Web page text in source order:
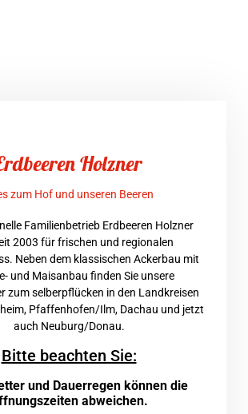
Holzner
zum Hof und unseren Beeren
Familienbetrieb Erdbeeren Holzner
2003 für frischen und regionalen
Neben dem klassischen Ackerbau mit
und Maisanbau finden Sie unsere
zum selberpflücken in den Landkreisen
Pfaffenhofen/Ilm, Dachau und jetzt
auch Neuburg/Donau.
Bitte beachten Sie:
und Dauerregen können die
abweichen.